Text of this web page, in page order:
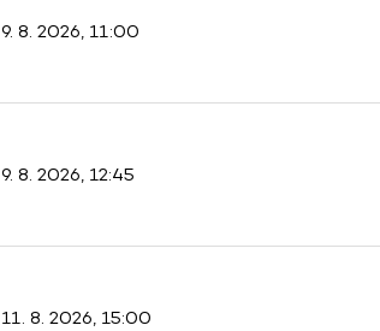
9. 8. 2026, 11:00
9. 8. 2026, 12:45
11. 8. 2026, 15:00